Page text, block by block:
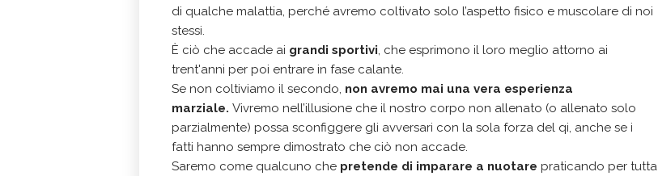
di qualche malattia, perché avremo coltivato solo l’aspetto fisico e muscolare di noi
stessi.
È ciò che accade ai grandi sportivi, che esprimono il loro meglio attorno ai
trent'anni per poi entrare in fase calante.
Se non coltiviamo il secondo, non avremo mai una vera esperienza
marziale. Vivremo nell’illusione che il nostro corpo non allenato (o allenato solo
parzialmente) possa sconfiggere gli avversari con la sola forza del qi, anche se i
fatti hanno sempre dimostrato che ciò non accade.
Saremo come qualcuno che pretende di imparare a nuotare praticando per tutta